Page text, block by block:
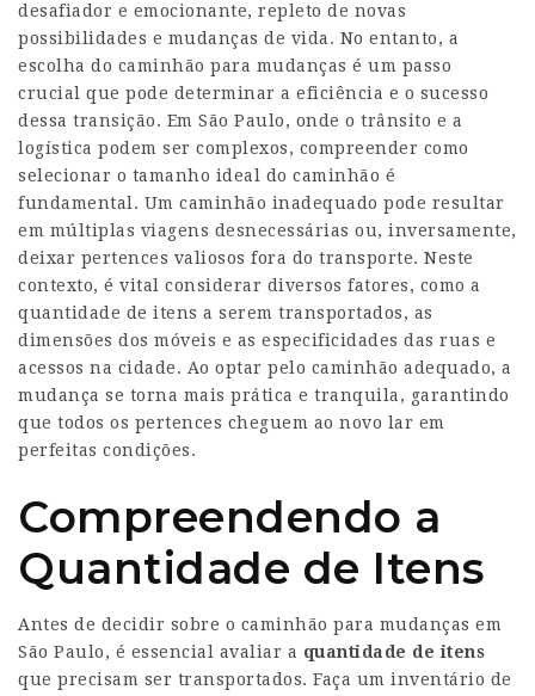
desafiador e emocionante, repleto de novas
possibilidades e mudanças de vida. No entanto, a
escolha do caminhão para mudanças é um passo
crucial que pode determinar a eficiência e o sucesso
dessa transição. Em São Paulo, onde o trânsito e a
logística podem ser complexos, compreender como
selecionar o tamanho ideal do caminhão é
fundamental. Um caminhão inadequado pode resultar
em múltiplas viagens desnecessárias ou, inversamente,
deixar pertences valiosos fora do transporte. Neste
contexto, é vital considerar diversos fatores, como a
quantidade de itens a serem transportados, as
dimensões dos móveis e as especificidades das ruas e
acessos na cidade. Ao optar pelo caminhão adequado, a
mudança se torna mais prática e tranquila, garantindo
que todos os pertences cheguem ao novo lar em
perfeitas condições.
Compreendendo a
Quantidade de Itens
Antes de decidir sobre o caminhão para mudanças em
São Paulo, é essencial avaliar a quantidade de itens
que precisam ser transportados. Faça um inventário de